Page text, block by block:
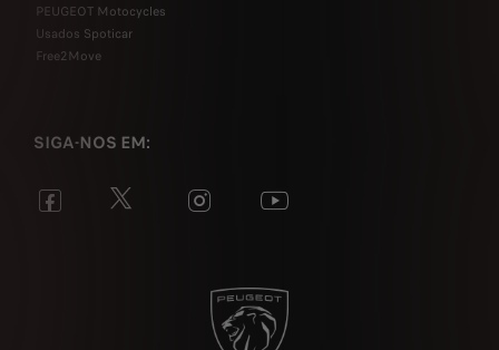
PEUGEOT Motocycles
Usados Spoticar
Free2Move
SIGA-NOS EM: